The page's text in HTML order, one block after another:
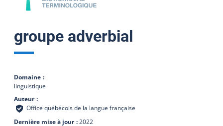
groupe adverbial
Domaine
linguistique
Auteur
Office québécois de la langue française
Dernière mise à jour 2022